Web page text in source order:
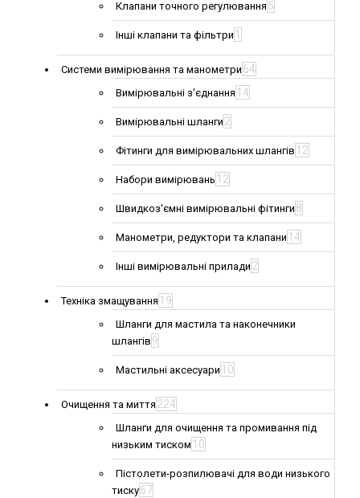
Клапани точного регулювання 5
Інші клапани та фільтри 1
Системи вимірювання та манометри 64
Вимірювальні з'єднання 14
Вимірювальні шланги 2
Фітинги для вимірювальних шлангів 12
Набори вимірювань 12
Швидкоз'ємні вимірювальні фітинги 8
Манометри, редуктори та клапани 14
Інші вимірювальні прилади 2
Техніка змащування 19
Шланги для мастила та наконечники
шлангів 9
Мастильні аксесуари 10
Очищення та миття 224
Шланги для очищення та промивання під
низьким тиском 10
Пістолети-розпилювачі для води низького
тиску67